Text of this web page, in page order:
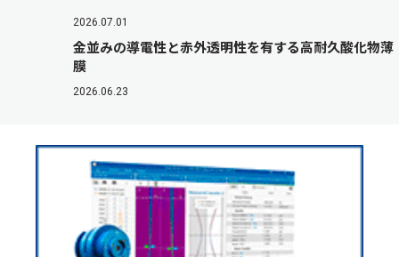
2026.07.01
金並みの導電性と赤外透明性を有する高耐久酸化物薄
膜
2026.06.23